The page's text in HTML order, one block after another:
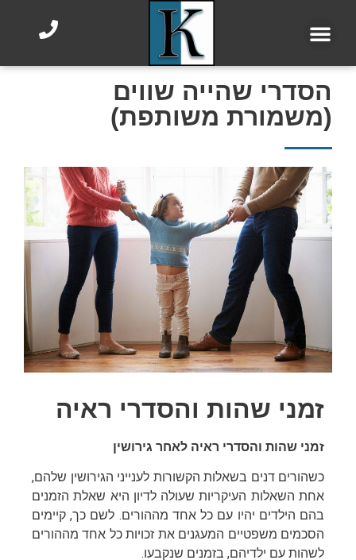
הסדרי שהייה שווים
(משמורת משותפת)
זמני שהות והסדרי ראיה
זמני שהות והסדרי ראיה לאחר גירושין
כשהורים דנים בשאלות הקשורות לענייני הגירושין שלהם,
אחת השאלות העיקריות שעולה לדיון היא שאלת הזמנים
בהם הילדים יהיו עם כל אחד מההורים. לשם כך, קיימים
הסכמים משפטיים המעגנים את זכויות כל אחד מההורים
לשהות עם ילדיהם, בזמנים שנקבעו.